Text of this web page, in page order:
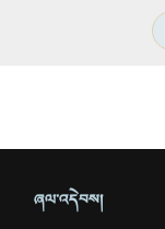
ཞལ་འདེབས།